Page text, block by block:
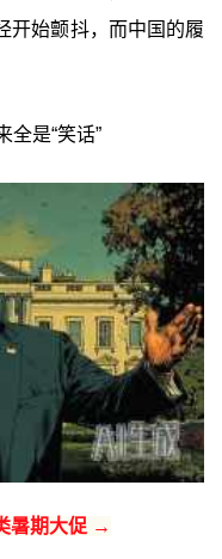
开始颤抖，而中国的履
全是“笑话”
暑期大促 →